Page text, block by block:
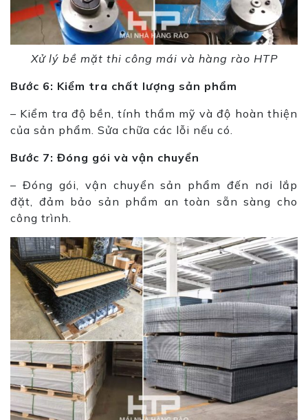
Xử lý bề mặt thi công mái và hàng rào HTP
Bước 6: Kiểm tra chất lượng sản phẩm
– Kiểm tra độ bền, tính thẩm mỹ và độ hoàn thiện
của sản phẩm. Sửa chữa các lỗi nếu có.
Bước 7: Đóng gói và vận chuyển
– Đóng gói, vận chuyển sản phẩm đến nơi lắp
đặt, đảm bảo sản phẩm an toàn sẵn sàng cho
công trình.